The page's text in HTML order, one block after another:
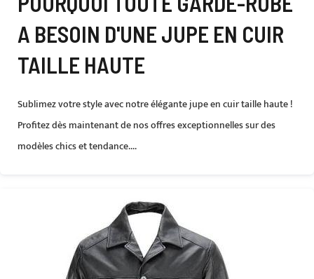
A BESOIN D'UNE JUPE EN CUIR
TAILLE HAUTE
Sublimez votre style avec notre élégante jupe en cuir taille haute !
Profitez dès maintenant de nos offres exceptionnelles sur des
modèles chics et tendance....